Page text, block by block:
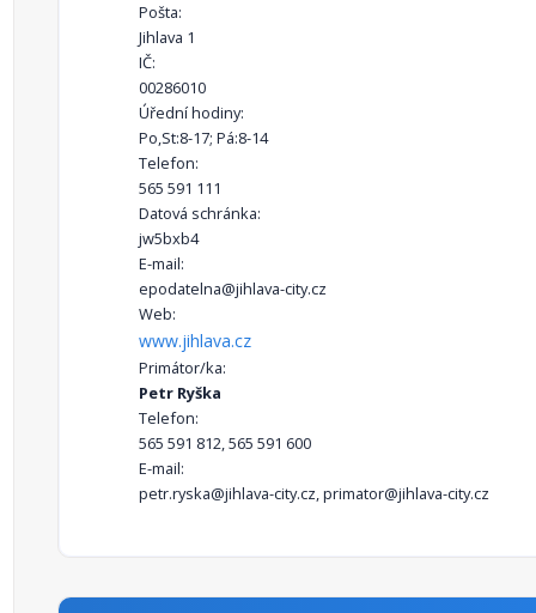
Pošta:
Jihlava 1
IČ:
00286010
Úřední hodiny:
Po,St:8-17; Pá:8-14
Telefon:
565 591 111
Datová schránka:
jw5bxb4
E-mail:
epodatelna@jihlava-city.cz
Web:
www.jihlava.cz
Primátor/ka:
Petr Ryška
Telefon:
565 591 812, 565 591 600
E-mail:
petr.ryska@jihlava-city.cz, primator@jihlava-city.cz